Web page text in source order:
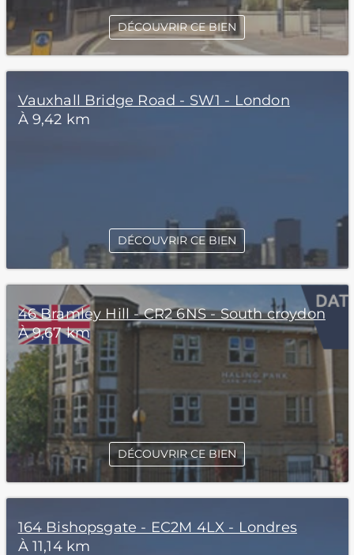
DÉCOUVRIR CE BIEN
Vauxhall Bridge Road - SW1 - London
À 9,42 km
DÉCOUVRIR CE BIEN
46 Bramley Hill - CR2 6NS - South croydon
À 9,67 km
DÉCOUVRIR CE BIEN
164 Bishopsgate - EC2M 4LX - Londres
À 11,14 km